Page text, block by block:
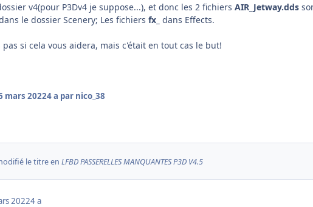
v4(pour P3Dv4 je suppose...), et donc les 2 fichiers AIR_Jetway.dds
le dossier Scenery; Les fichiers fx_ dans Effects.
pas si cela vous aidera, mais c'était en tout cas le but!
mars 20224 a par nico_38
le titre en LFBD PASSERELLES MANQUANTES P3D V4.5
20224 a